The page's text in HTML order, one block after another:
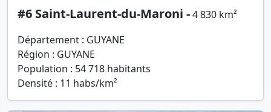
#6 Saint-Laurent-du-Maroni -4 830 km²
Département : GUYANE
Région : GUYANE
Population : 54 718 habitants
Densité : 11 habs/km²